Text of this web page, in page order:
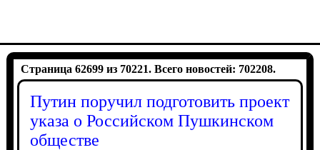
Страница 62699 из 70221. Всего новостей: 702208.
Путин поручил подготовить проект
указа о Российском Пушкинском
обществе